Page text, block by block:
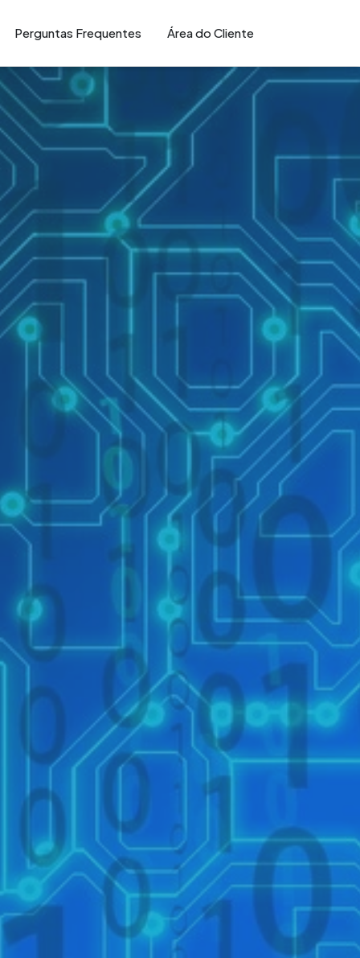
Perguntas Frequentes Área do Cliente